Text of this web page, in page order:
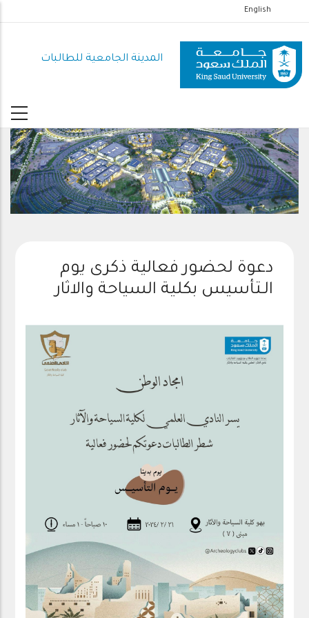
إلى
المحتوى
الرئيسي
English
المدينة الجامعية للطالبات
دعوة لحضور فعالية ذكرى يوم
الـتأسيس بكلية السياحة والاثار